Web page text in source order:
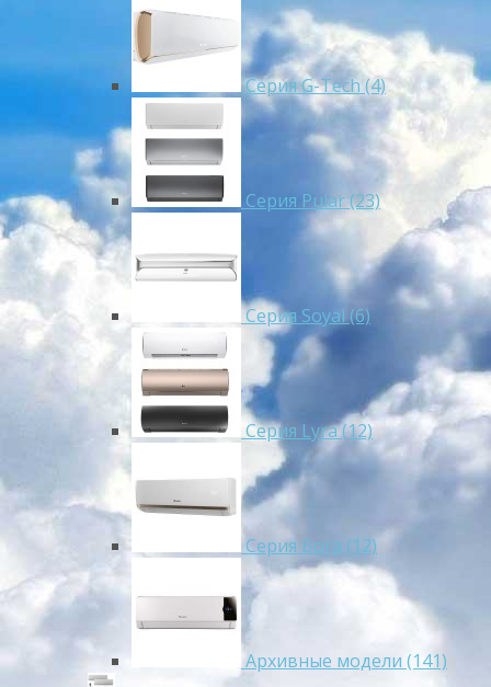
Серия G-Tech (4)
Серия Pular (23)
Cерия Soyal (6)
Серия Lyra (12)
Серия Bora (12)
Архивные модели (141)